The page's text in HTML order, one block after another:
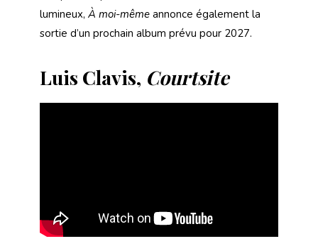
lumineux, À moi-même annonce également la
sortie d’un prochain album prévu pour 2027.
Luis Clavis, Courtsite